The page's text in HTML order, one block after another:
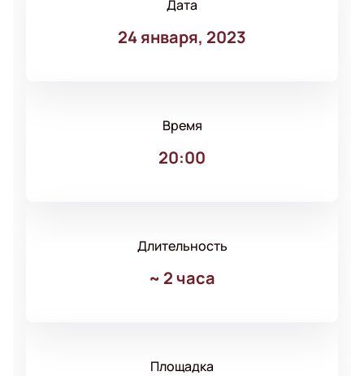
Дата
24 января, 2023
Время
20:00
Длительность
~ 2 часа
Площадка